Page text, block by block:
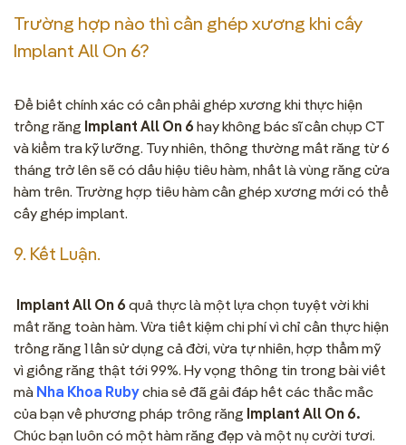
Trường hợp nào thì cần ghép xương khi cấy
Implant All On 6?
Để biết chính xác có cần phải ghép xương khi thực hiện
trồng răng Implant All On 6 hay không bác sĩ cần chụp CT
và kiểm tra kỹ lưỡng. Tuy nhiên, thông thường mất răng từ 6
tháng trở lên sẽ có dấu hiệu tiêu hàm, nhất là vùng răng cửa
hàm trên. Trường hợp tiêu hàm cần ghép xương mới có thể
cấy ghép implant.
9. Kết Luận.
Implant All On 6 quả thực là một lựa chọn tuyệt vời khi
mất răng toàn hàm. Vừa tiết kiệm chi phí vì chỉ cần thực hiện
trồng răng 1 lần sử dụng cả đời, vừa tự nhiên, hợp thẩm mỹ
vì giống răng thật tới 99%. Hy vọng thông tin trong bài viết
mà Nha Khoa Rubychia sẻ đã gải đáp hết các thắc mắc
của bạn về phương pháp trông răng Implant All On 6.
Chúc bạn luôn có một hàm răng đẹp và một nụ cười tươi.